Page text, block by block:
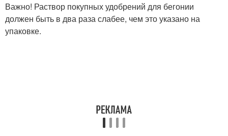
Важно! Раствор покупных удобрений для бегонии
должен быть в два раза слабее, чем это указано на
упаковке.